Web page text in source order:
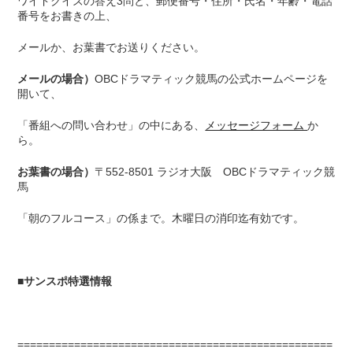
番号をお書きの上、
メールか、お葉書でお送りください。
メールの場合）OBCドラマティック競馬の公式ホームページを
開いて、
「番組への問い合わせ」の中にある、 メッセージフォームか
ら。
お葉書の場合） 〒552-8501 ラジオ大阪 OBCドラマティック競
馬
「朝のフルコース」の係まで。木曜日の消印迄有効です。
■サンスポ特選情報
==================================================